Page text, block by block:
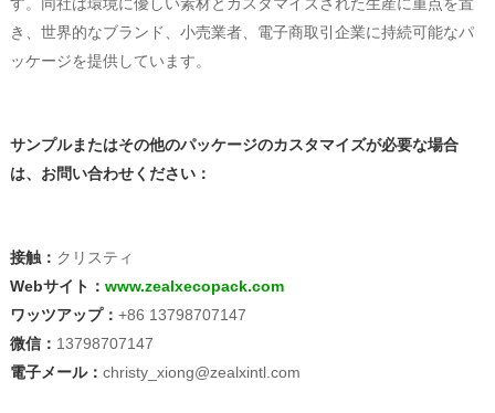
き、世界的なブランド、小売業者、電子商取引企業に持続可能なパ
ッケージを提供しています。
サンプルまたはその他のパッケージのカスタマイズが必要な場合
は、お問い合わせください：
接触： クリスティ
Webサイト： www.zealxecopack.com
ワッツアップ： +86 13798707147
微信： 13798707147
電子メール： christy_xiong@zealxintl.com